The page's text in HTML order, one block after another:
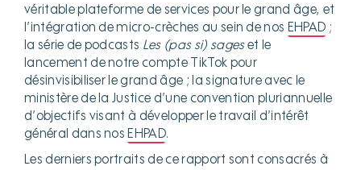
véritable plateforme de services pour le grand âge, et
l’intégration de micro-crèches au sein de nos EHPAD ;
la série de podcasts Les (pas si) sageset le
lancement de notre compte TikTok pour
désinvisibiliser le grand âge ; la signature avec le
ministère de la Justice d’une convention pluriannuelle
d’objectifs visant à développer le travail d’intérêt
général dans nos EHPAD.
Les derniers portraits de ce rapport sont consacrés à